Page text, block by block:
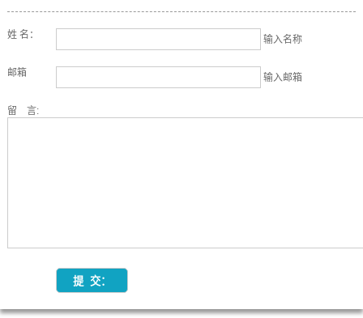
姓 名： 输入名称
邮箱 输入邮箱
留 言: